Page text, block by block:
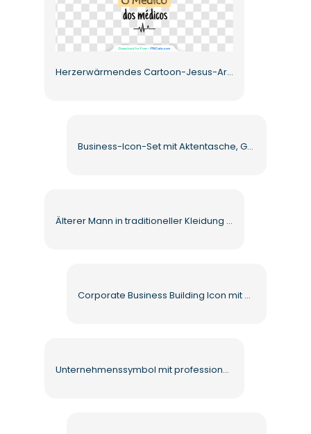
Herzerwärmendes Cartoon-Jesus-Arzt-Design Kostenloses PNG
Business-Icon-Set mit Aktentasche, Gebäude, Wachstumsdiagramm, Glühbirne Kostenloses PNG
Älterer Mann in traditioneller Kleidung mit Gehstock Kostenloses PNG
Corporate Business Building Icon mit Geschäftsmann Kostenloses PNG
Unternehmenssymbol mit professioneller Figur Kostenloses PNG